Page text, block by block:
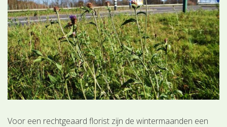
Voor een rechtgeaard florist zijn de wintermaanden een